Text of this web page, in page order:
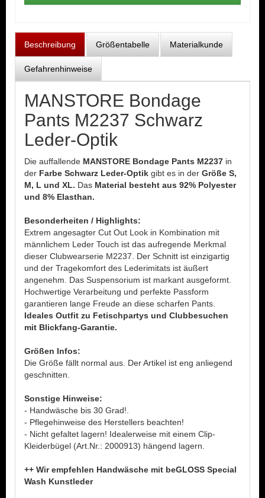
Beschreibung Größentabelle Materialkunde
Gefahrenhinweise
MANSTORE Bondage
Pants M2237 Schwarz
Leder-Optik
Die auffallende MANSTORE Bondage Pants M2237 in
der Farbe Schwarz Leder-Optik gibt es in der Größe S,
M, L und XL. Das Material besteht aus 92% Polyester
und 8% Elasthan.
Besonderheiten / Highlights:
Extrem angesagter Cut Out Look in Kombination mit
männlichem Leder Touch ist das aufregende Merkmal
dieser Clubwearserie M2237. Der Schnitt ist einzigartig
und der Tragekomfort des Lederimitats ist äußert
angenehm. Das Suspensorium ist markant ausgeformt.
Hochwertige Verarbeitung und perfekte Passform
garantieren lange Freude an diese scharfen Pants.
Ideales Outfit zu Fetischpartys und Clubbesuchen
mit Blickfang-Garantie.
Größen Infos:
Die Größe fällt normal aus. Der Artikel ist eng anliegend
geschnitten.
Sonstige Hinweise:
- Handwäsche bis 30 Grad!.
- Pflegehinweise des Herstellers beachten!
- Nicht gefaltet lagern! Idealerweise mit einem Clip-
Kleiderbügel (Art.Nr.: 2000913) hängend lagern.
++ Wir empfehlen Handwäsche mit beGLOSS Special
Wash Kunstleder